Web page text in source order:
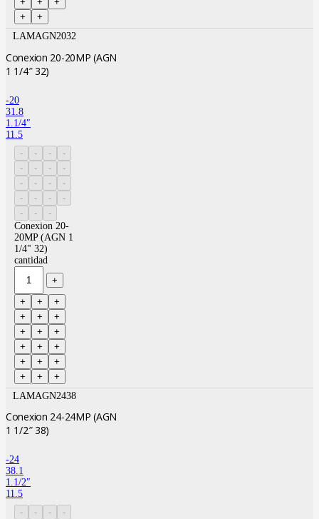
LAMAGN2032
Conexion 20-20MP (AGN
1 1/4″ 32)
-20
31.8
1.1/4″
11.5
Conexion 20-
20MP (AGN 1
1/4" 32)
cantidad
LAMAGN2438
Conexion 24-24MP (AGN
1 1/2″ 38)
-24
38.1
1.1/2″
11.5